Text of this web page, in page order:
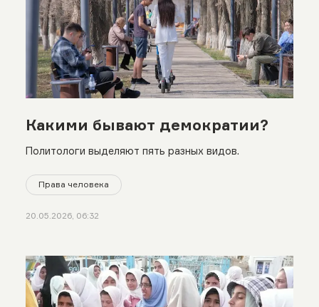
Какими бывают демократии?
Политологи выделяют пять разных видов.
Права человека
20.05.2026, 06:32